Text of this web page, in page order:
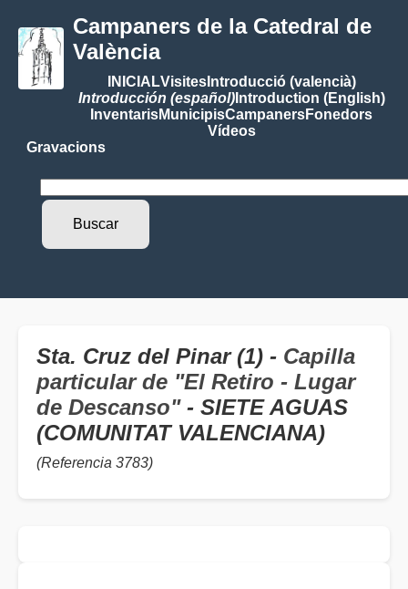
Campaners de la Catedral de
València
INICIALVisitesIntroducció (valencià)
Introducción (español)Introduction (English)
InventarisMunicipisCampanersFonedors
Vídeos
Gravacions
Sta. Cruz del Pinar (1) - Capilla
particular de "El Retiro - Lugar
de Descanso"- SIETE AGUAS
(COMUNITAT VALENCIANA)
(Referencia 3783)